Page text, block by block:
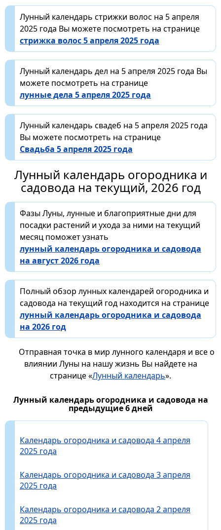
Лунный календарь стрижки волос на 5 апреля
2025 года Вы можете посмотреть на странице
стрижка волос 5 апреля 2025 года
Лунный календарь дел на 5 апреля 2025 года Вы
можете посмотреть на странице
лунные дела 5 апреля 2025 года
Лунный календарь свадеб на 5 апреля 2025 года
Вы можете посмотреть на странице
Свадьба 5 апреля 2025 года
Лунный календарь огородника и
садовода на текущий, 2026 год
Фазы Луны, лунные и благоприятные дни для
посадки растений и ухода за ними на текущий
месяц поможет узнать
лунный календарь огородника и садовода
на август 2026 года
Полный обзор лунных календарей огородника и
садовода на текущий год находится на странице
лунный календарь огородника и садовода
на 2026 год
Отправная точка в мир лунного календаря и все о
влиянии Луны на нашу жизнь Вы найдете на
странице «Лунный календарь».
Лунный календарь огородника и садовода на
предыдущие 6 дней
Календарь огородника и садовода 4 апреля
2025 года
Календарь огородника и садовода 3 апреля
2025 года
Календарь огородника и садовода 2 апреля
2025 года